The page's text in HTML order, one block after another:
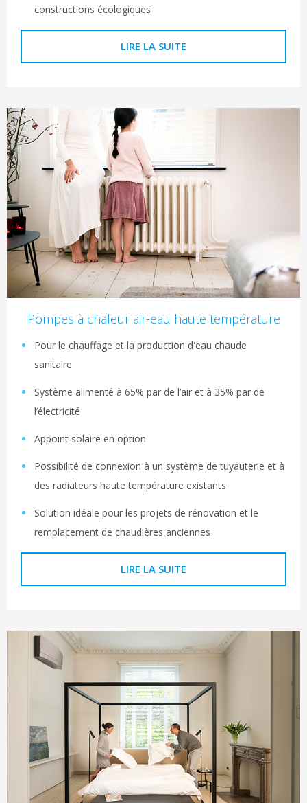
constructions écologiques
LIRE LA SUITE
Pompes à chaleur air-eau haute température
Pour le chauffage et la production d'eau chaude
sanitaire
Système alimenté à 65% par de l’air et à 35% par de
l’électricité
Appoint solaire en option
Possibilité de connexion à un système de tuyauterie et à
des radiateurs haute température existants
Solution idéale pour les projets de rénovation et le
remplacement de chaudières anciennes
LIRE LA SUITE